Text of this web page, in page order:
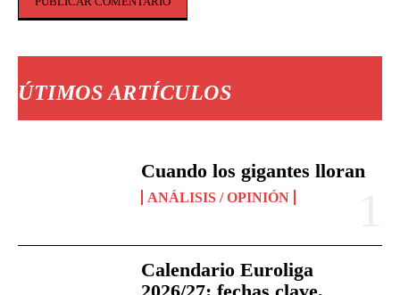
ÚTIMOS ARTÍCULOS
Cuando los gigantes lloran
ANÁLISIS / OPINIÓN
Calendario Euroliga